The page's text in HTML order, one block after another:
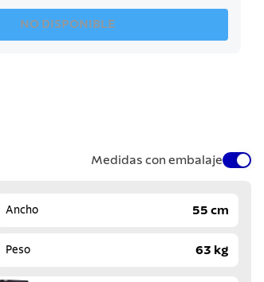
NO DISPONIBLE
Medidas con embalaje
Ancho 55 cm
Peso 63 kg